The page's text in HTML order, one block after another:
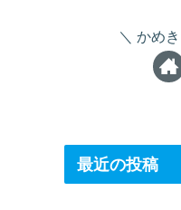
かめ
最近の投稿